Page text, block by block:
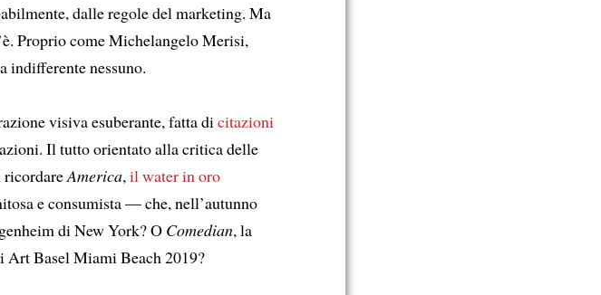
dalle regole del marketing. Ma
Proprio come Michelangelo Merisi,
indifferente nessuno.
visiva esuberante, fatta di citazioni
Il tutto orientato alla critica delle
ricordareAmerica, il water in oro
e consumista — che, nell’autunno
di New York? O Comedian, la
Art Basel Miami Beach 2019?